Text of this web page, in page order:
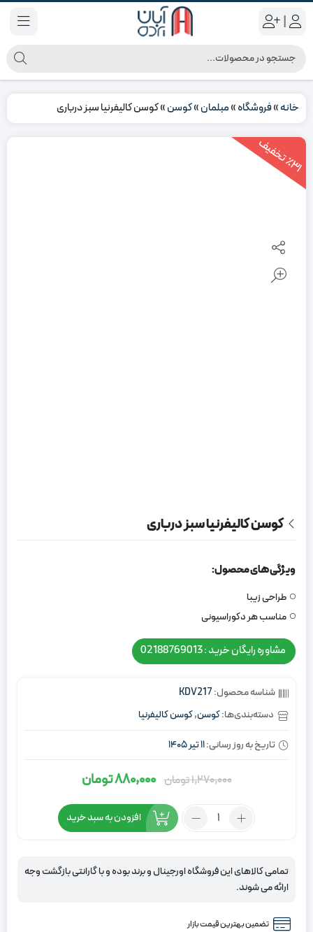
|
خانه»فروشگاه»مبلمان»کوسن»کوسن کالیفرنیا سبز درباری
٪3
1
ت
خ
ف
یف
کوسن کالیفرنیا سبز درباری
ویژگی های محصول:
طراحی زیبا
مناسب هر دکوراسیونی
مشاوره رایگان خرید : 02188769013
شناسه محصول:KDV217
دسته‌بندی‌ها:کوسن,کوسن کالیفرنیا
تاریخ به روز رسانی:11 تیر 1405
1,270,000تومان قیمت
اصلی:
1,270,000
بود.
880,000تومان
قیمت
فعلی:
880,000
تعداد:
سبز
درباری
افزودن به سبد خرید
تمامی کالاهای این فروشگاه اورجینال و برند بوده و با گارانتی بازگشت وجه
ارائه می شوند.
تضمین بهترین قیمت بازار